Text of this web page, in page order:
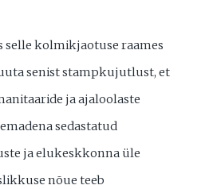
selle kolmikjaotuse raames
senist stampkujutlust, et
ja ajaloolaste
sedastatud
ja elukeskkonna üle
nõue teeb